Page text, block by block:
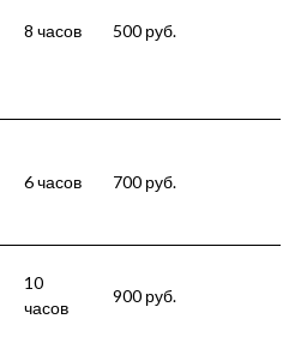
8 часов 500 руб.
6 часов 700 руб.
10
часов
900 руб.